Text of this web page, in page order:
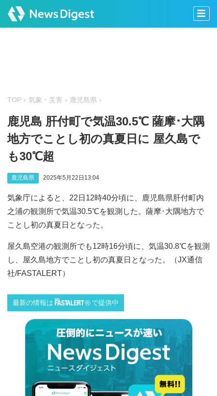
TOP 気象・災害 鹿児島県
鹿児島 肝付町で気温30.5℃ 薩摩･大隅
地方でことし初の真夏日に 屋久島で
も30℃超
鹿児島県 2025年5月22日13:04
気象庁によると、22日12時40分頃に、鹿児島県肝付町内
之浦の観測所で気温30.5℃を観測した。薩摩･大隅地方で
ことし初の真夏日となった。
屋久島空港の観測所でも12時16分頃に、気温30.8℃を観測
し、屋久島地方でことし初の真夏日となった。（JX通信
社/FASTALERT）
最新の情報は で提供中